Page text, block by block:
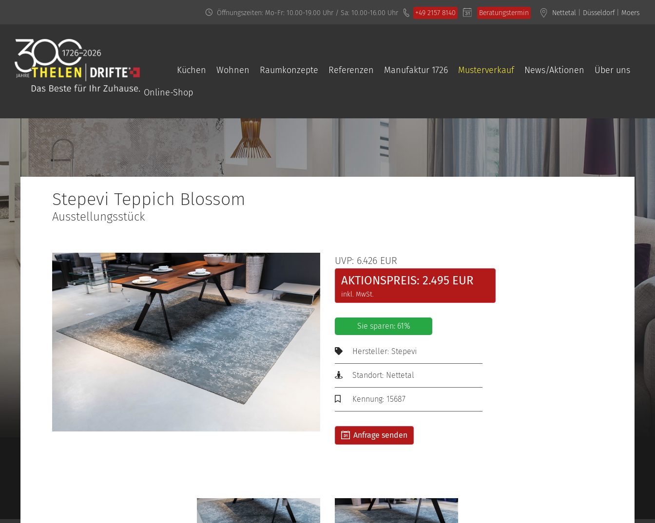
Öffnungszeiten: Mo-Fr: 10.00-19.00 Uhr / Sa: 10.00-16.00 Uhr +49 2157 8140 Beratungstermin Nettetal Düsseldorf| Moers
Küchen Wohnen Raumkonzepte Referenzen Manufaktur 1726 Musterverkauf News/Aktionen Über uns
Online-Shop
Stepevi Teppich Blossom
Ausstellungsstück
UVP: 6.426 EUR
AKTIONSPREIS: 2.495 EUR
inkl. MwSt.
Sie sparen: 61%
Hersteller: Stepevi
Standort: Nettetal
Kennung: 15687
Anfrage senden